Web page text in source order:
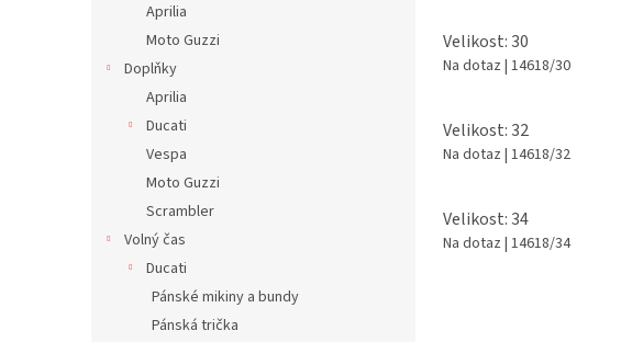
Aprilia
Moto Guzzi
Doplňky
Aprilia
Ducati
Vespa
Moto Guzzi
Scrambler
Volný čas
Ducati
Pánské mikiny a bundy
Pánská trička
Velikost: 30
Na dotaz | 14618/30
Velikost: 32
Na dotaz | 14618/32
Velikost: 34
Na dotaz | 14618/34